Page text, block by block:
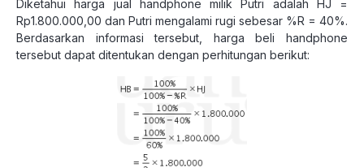
Diketahui harga jual handphone milik Putri adalah HJ =
Rp1.800.000,00 dan Putri mengalami rugi sebesar %R = 40%.
Berdasarkan informasi tersebut, harga beli handphone
tersebut dapat ditentukan dengan perhitungan berikut: